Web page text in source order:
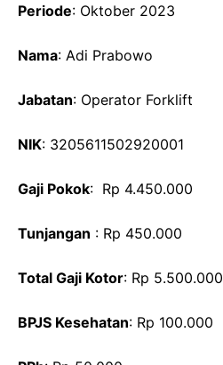
Periode: Oktober 2023
Nama: Adi Prabowo
Jabatan: Operator Forklift
NIK: 3205611502920001
Gaji Pokok: Rp 4.450.000
Tunjangan : Rp 450.000
Total Gaji Kotor: Rp 5.500.000
BPJS Kesehatan: Rp 100.000